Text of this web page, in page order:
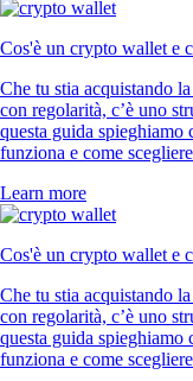
Cos'è un crypto wallet e
Che tu stia acquistando
con regolarità, c’è uno
questa guida spieghiamo
funziona e come
Learn more
Cos'è un crypto wallet e
Che tu stia acquistando
con regolarità, c’è uno
questa guida spieghiamo
funziona e come